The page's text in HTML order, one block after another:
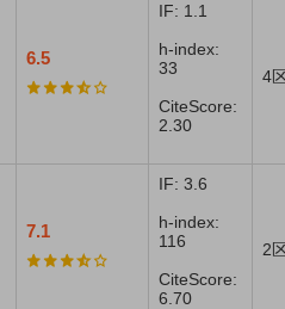
6.5
IF: 1.1
h-index:
33
CiteScore:
2.30
4
7.1
IF: 3.6
h-index:
116
CiteScore:
6.70
2